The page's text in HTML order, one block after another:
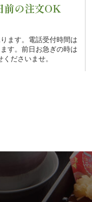
前の注文OK
ます。電話受付時間は
す。前日お急ぎの時は
ださいませ。